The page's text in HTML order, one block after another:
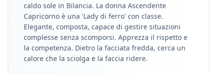
caldo sole in Bilancia. La donna Ascendente
Capricorno è una 'Lady di ferro' con classe.
Elegante, composta, capace di gestire situazioni
complesse senza scomporsi. Apprezza il rispetto e
la competenza. Dietro la facciata fredda, cerca un
calore che la sciolga e la faccia ridere.